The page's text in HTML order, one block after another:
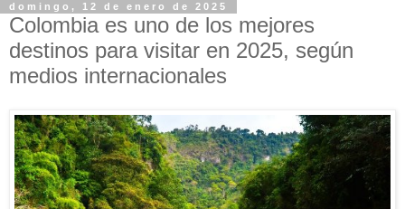
domingo, 12 de enero de 2025
Colombia es uno de los mejores
destinos para visitar en 2025, según
medios internacionales